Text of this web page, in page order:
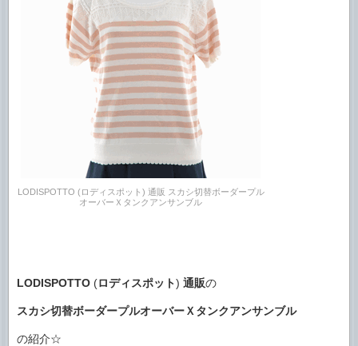
LODISPOTTO (ロディスポット) 通販 スカシ切替ボーダープル
オーバーＸタンクアンサンブル
LODISPOTTO (ロディスポット) 通販の
スカシ切替ボーダープルオーバーＸタンクアンサンブル
の紹介☆